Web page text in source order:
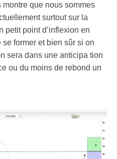
montre que nous sommes
surtout sur la
petit point d’inflexion en
former et bien sûr si on
sera dans une anticipa tion
ou du moins de rebond un